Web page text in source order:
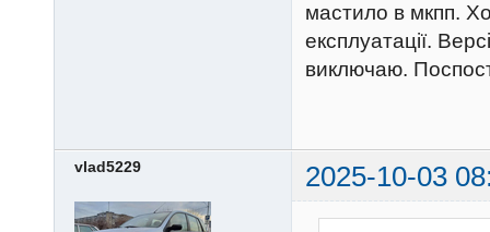
мастило в мкпп.
експлуатації.
виключаю.
vlad5229 2025-10-03